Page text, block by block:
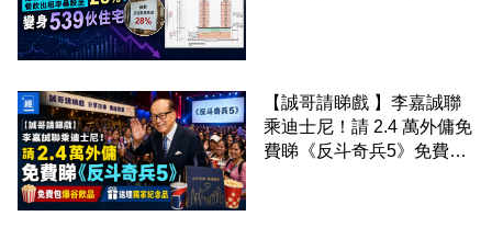
【誠哥請睇戲 】李嘉誠聯
乘迪士尼！請 2.4 萬外傭免
費睇《反斗奇兵5》免費包